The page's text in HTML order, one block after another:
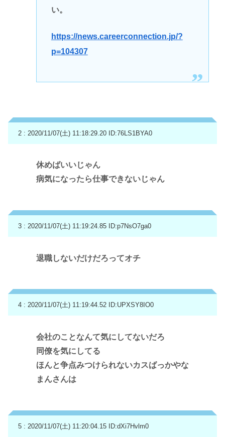
い。
https://news.careerconnection.jp/?
p=104307
2 : 2020/11/07(土) 11:18:29.20 ID:76LS1BYA0
休めばいいじゃん
病気になったら仕事できないじゃん
3 : 2020/11/07(土) 11:19:24.85 ID:p7NsO7ga0
退職しないだけだろってオチ
4 : 2020/11/07(土) 11:19:44.52 ID:UPXSY8IO0
会社のことなんて気にしてないだろ
同僚を気にしてる
ほんと争点みつけられないカスばっかやな
まんさんは
5 : 2020/11/07(土) 11:20:04.15 ID:dXi7Hvlm0